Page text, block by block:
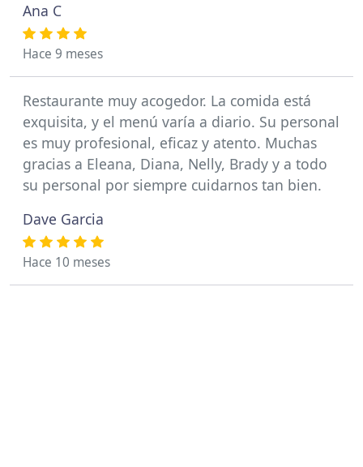
Ana C
Hace 9 meses
Restaurante muy acogedor. La comida está
exquisita, y el menú varía a diario. Su personal
es muy profesional, eficaz y atento. Muchas
gracias a Eleana, Diana, Nelly, Brady y a todo
su personal por siempre cuidarnos tan bien.
Dave Garcia
Hace 10 meses